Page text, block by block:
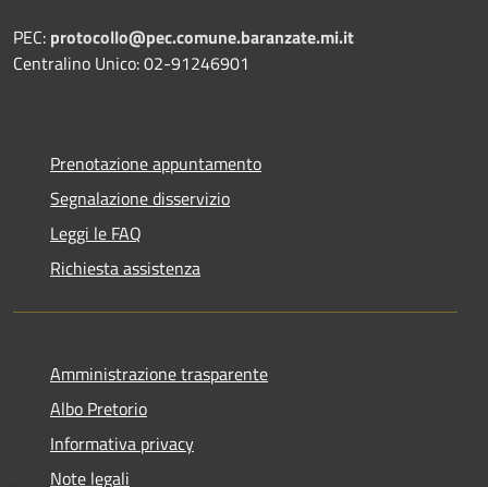
PEC: protocollo@pec.comune.baranzate.mi.it
Centralino Unico: 02-91246901
Prenotazione appuntamento
Segnalazione disservizio
Leggi le FAQ
Richiesta assistenza
Amministrazione trasparente
Albo Pretorio
Informativa privacy
Note legali